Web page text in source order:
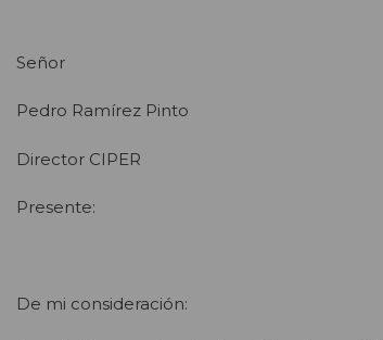
Señor
Pedro Ramírez Pinto
Director CIPER
Presente:
De mi consideración: